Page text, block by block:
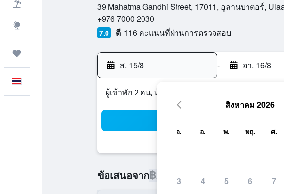
39 Mahatma Gandhi Street, 17011, อูลานบาตอร์,
+976 7000 2030
7.0 ดี 116 คะแนนที่ผ่านการตรวจสอบ
ส. 15/8 - อา. 16/8
ผู้เข้าพัก 2 คน, ห้องพัก 1 ห้อง
ข้อเสนอจาก฿2,590
สิงหาคม 2026
จ. อ. พ. พฤ. ศ.
3 4 5 6 7